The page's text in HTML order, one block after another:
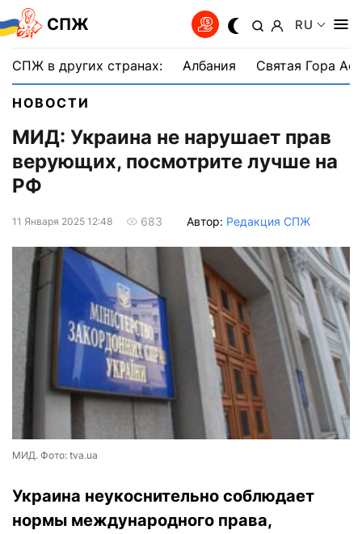
СПЖ RU
СПЖ в других странах: Албания Святая Гора
НОВОСТИ
МИД: Украина не нарушает прав
верующих, посмотрите лучше на
РФ
11 Января 2025 12:48 683 Автор: Редакция СПЖ
МИД. Фото: tva.ua
Украина неукоснительно соблюдает
нормы международного права,